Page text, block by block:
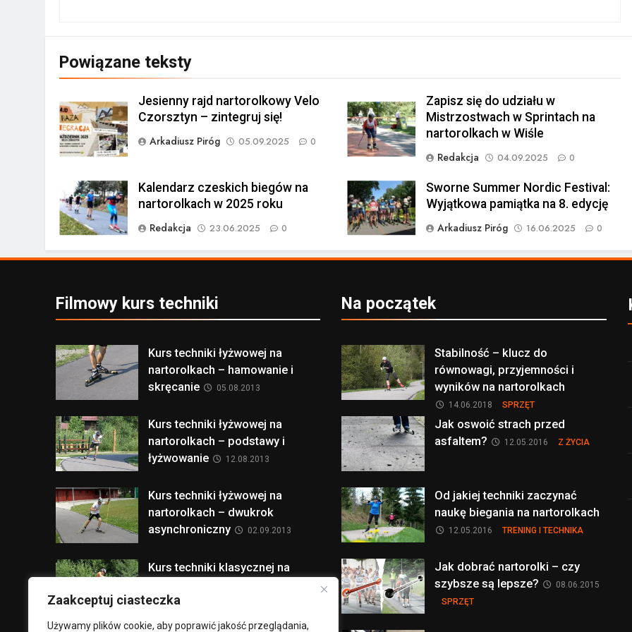
Zaakceptuj ciasteczka
Używamy plików cookie, aby poprawić jakość przeglądania,
Powiązane teksty
Jesienny rajd nartorolkowy Velo
Czorsztyn – zintegruj się!
Arkadiusz Piróg
05.09.2025 0
Zapisz się do udziału w
Mistrzostwach w Sprintach na
nartorolkach w Wiśle
Redakcja
04.09.2025 0
Kalendarz czeskich biegów na
nartorolkach w 2025 roku
Redakcja
23.06.2025 0
Sworne Summer Nordic Festival:
Wyjątkowa pamiątka na 8. edycję
Arkadiusz Piróg
16.06.2025 0
Filmowy kurs techniki
Kurs techniki łyżwowej na
nartorolkach – hamowanie i
skręcanie
05.08.2013
Kurs techniki łyżwowej na
nartorolkach – podstawy i
łyżwowanie
12.08.2013
Kurs techniki łyżwowej na
nartorolkach – dwukrok
asynchroniczny
02.09.2013
Kurs techniki klasycznej na
bezkrok
Na początek
Stabilność – klucz do
równowagi, przyjemności i
wyników na nartorolkach
14.06.2018 SPRZĘT
Jak oswoić strach przed
asfaltem?
12.05.2016 Z ŻYCIA
Od jakiej techniki zaczynać
naukę biegania na nartorolkach
12.05.2016 TRENING I TECHNIKA
Jak dobrać nartorolki – czy
szybsze są lepsze?
08.06.2015
SPRZĘT